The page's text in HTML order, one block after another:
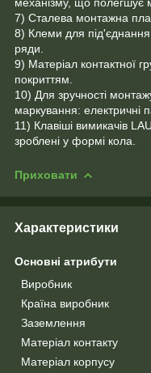
7) Сталева монтажна
8) Клеми для під'єднання
ряди.
9) Матеріал контактної
покриттям.
10) Для зручності
маркування: електричні
11) Клавіші вимикачів
зроблені у формі кола.
Приховати
Характеристики
Основні атрибути
Виробник
Країна виробник
Заземлення
Матеріал контакту
Матеріал корпусу